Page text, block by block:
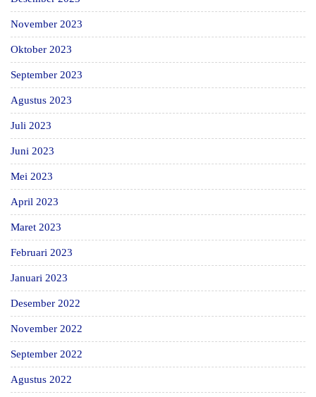
November 2023
Oktober 2023
September 2023
Agustus 2023
Juli 2023
Juni 2023
Mei 2023
April 2023
Maret 2023
Februari 2023
Januari 2023
Desember 2022
November 2022
September 2022
Agustus 2022